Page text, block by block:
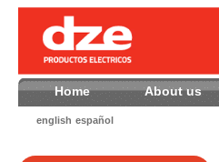
Home About us
english español